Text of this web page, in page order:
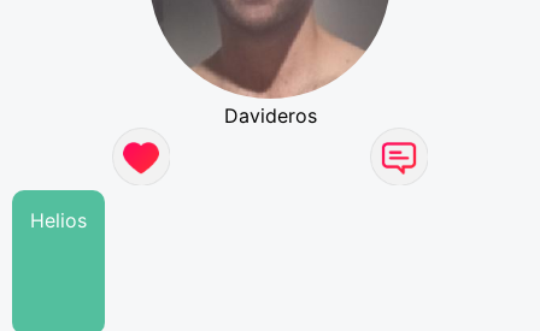
Davideros
Helios